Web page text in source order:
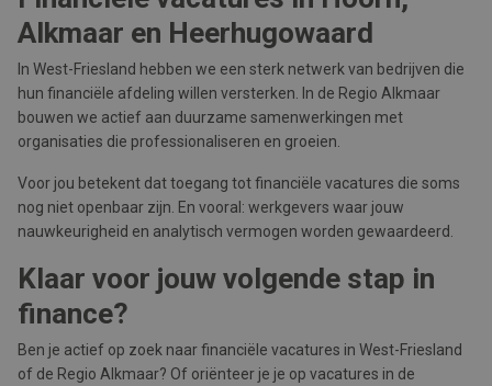
Alkmaar en Heerhugowaard
In West-Friesland hebben we een sterk netwerk van bedrijven die
hun financiële afdeling willen versterken. In de Regio Alkmaar
bouwen we actief aan duurzame samenwerkingen met
organisaties die professionaliseren en groeien.
Voor jou betekent dat toegang tot financiële vacatures die soms
nog niet openbaar zijn. En vooral: werkgevers waar jouw
nauwkeurigheid en analytisch vermogen worden gewaardeerd.
Klaar voor jouw volgende stap in
finance?
Ben je actief op zoek naar financiële vacatures in West-Friesland
of de Regio Alkmaar? Of oriënteer je je op vacatures in de